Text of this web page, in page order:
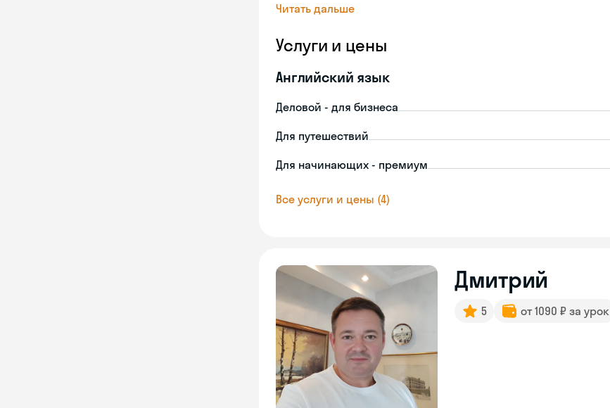
Читать дальше
Услуги и цены
Английский язык
Деловой - для бизнеса
Для путешествий
Для начинающих - премиум
Все услуги и цены (4)
Дмитрий
5 от 1090 ₽ за урок